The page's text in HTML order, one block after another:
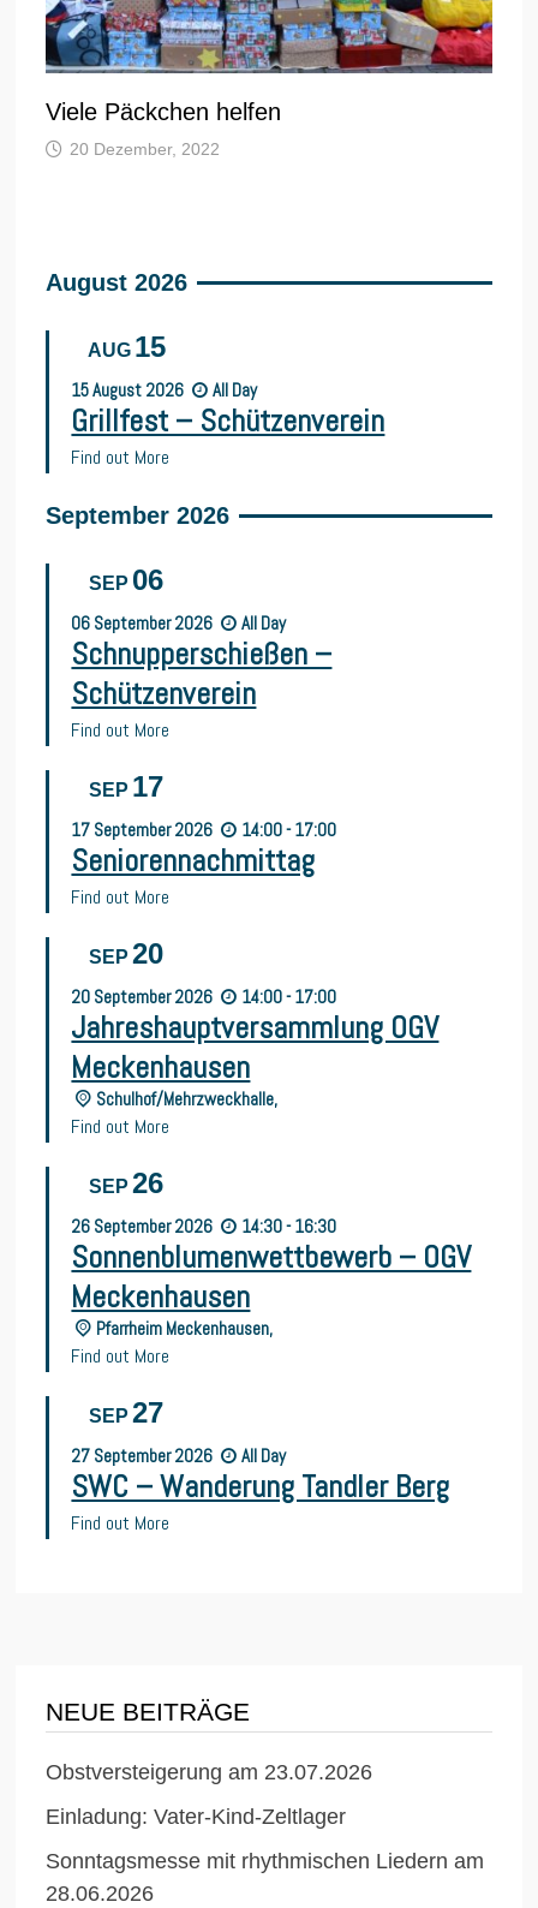
Viele Päckchen helfen
20 Dezember, 2022
August 2026
AUG 15
15August 2026 All Day
Grillfest – Schützenverein
Find out More
September 2026
SEP 06
06 September2026 All Day
Schnupperschießen –
Schützenverein
Find out More
SEP 17
17 September2026 14:00 - 17:00
Seniorennachmittag
Find out More
SEP 20
20 September2026 14:00 - 17:00
Jahreshauptversammlung OGV
Meckenhausen
Schulhof/Mehrzweckhalle,
Find out More
SEP 26
26 September2026 14:30 - 16:30
Sonnenblumenwettbewerb – OGV
Meckenhausen
Pfarrheim Meckenhausen,
Find out More
SEP 27
27 September2026 All Day
SWC – Wanderung Tandler Berg
Find out More
NEUE BEITRÄGE
Obstversteigerung am 23.07.2026
Einladung: Vater-Kind-Zeltlager
Sonntagsmesse mit rhythmischen Liedern am
28.06.2026